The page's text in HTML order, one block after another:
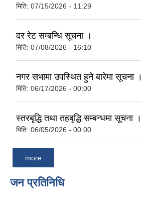
मिति: 07/15/2026 - 11:29
दर रेट सम्बन्धि सूचना ।
मिति: 07/08/2026 - 16:10
नगर सभामा उपस्थित हुने बारेमा सूचना ।
मिति: 06/17/2026 - 00:00
स्तरबृद्धि तथा तहबृद्धि सम्बन्धमा सूचना ।
मिति: 06/05/2026 - 00:00
more
जन प्रतिनिधि